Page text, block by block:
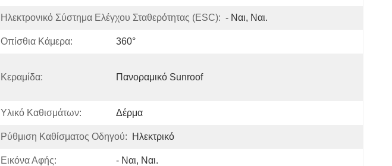
Ηλεκτρονικό Σύστημα Ελέγχου Σταθερότητας (ESC): - Ναι, Ναι.
Οπίσθια Κάμερα: 360°
Κεραμίδα: Πανοραμικό Sunroof
Υλικό Καθισμάτων: Δέρμα
Ρύθμιση Καθίσματος Οδηγού: Ηλεκτρικό
Εικόνα Αφής: - Ναι, Ναι.